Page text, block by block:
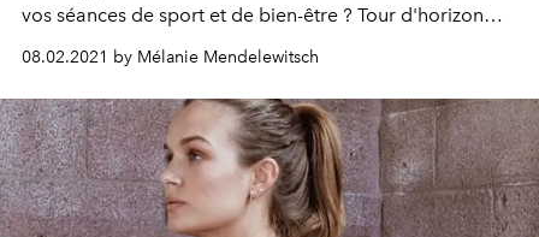
vos séances de sport et de bien-être ? Tour d'horizon
des nouveautés aussi belles qu'efficaces, pour une
routine complète à domicile.
08.02.2021 by Mélanie Mendelewitsch